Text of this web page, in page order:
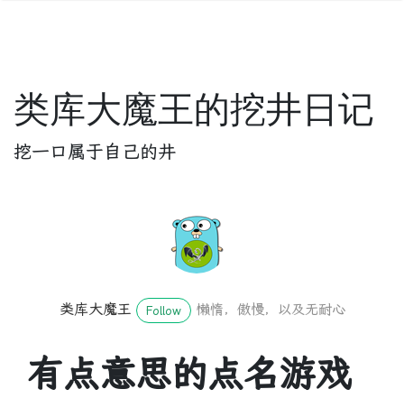
类库大魔王的挖井日记
挖一口属于自己的井
类库大魔王 Follow 懒惰，傲慢，以及无耐心
有点意思的点名游戏